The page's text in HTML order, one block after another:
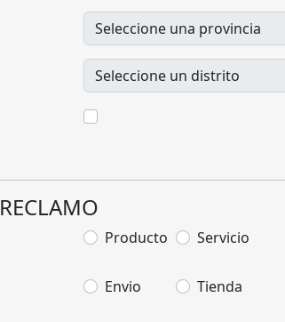
Producto Servicio
Envio Tienda